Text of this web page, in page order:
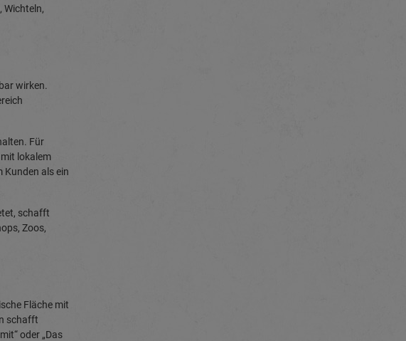
Wichteln,
wirken.
Für
lokalem
Kunden als ein
schafft
Zoos,
Fläche mit
schafft
oder „Das